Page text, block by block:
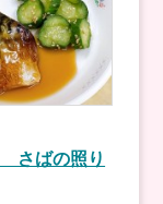
さばの照り